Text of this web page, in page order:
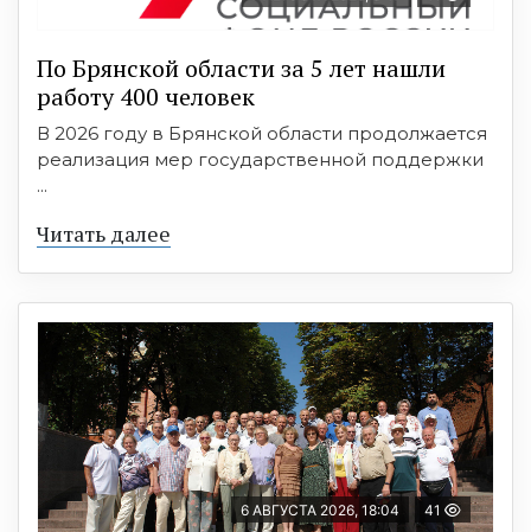
По Брянской области за 5 лет нашли
работу 400 человек
В 2026 году в Брянской области продолжается
реализация мер государственной поддержки
...
Читать далее
6 АВГУСТА 2026, 18:04 41